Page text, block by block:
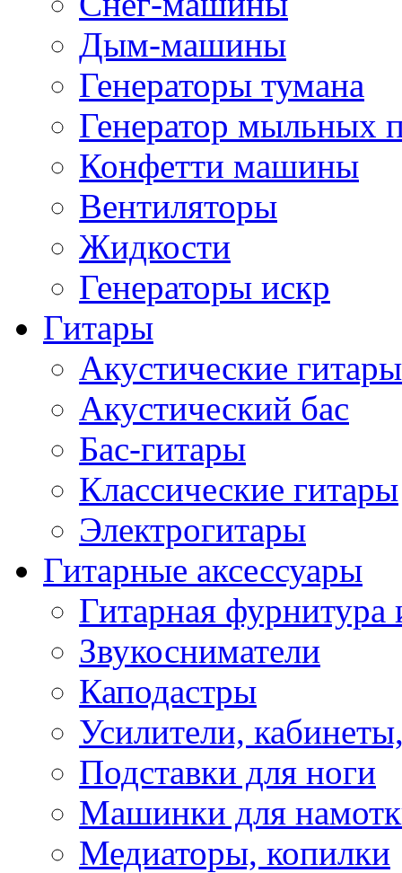
Дым-машины
Генераторы тумана
Генератор мыльных
Конфетти машины
Вентиляторы
Жидкости
Генераторы искр
Гитары
Акустические гитары
Акустический бас
Бас-гитары
Классические гитары
Электрогитары
Гитарные аксессуары
Гитарная фурнитура
Звукосниматели
Каподастры
Усилители,
Подставки для ноги
Машинки для
Медиаторы, копилки